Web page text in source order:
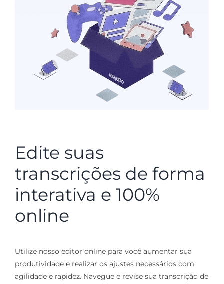
Edite suas
transcrições de forma
interativa e 100%
online
Utilize nosso editor online para você aumentar sua
produtividade e realizar os ajustes necessários com
agilidade e rapidez. Navegue e revise sua transcrição de